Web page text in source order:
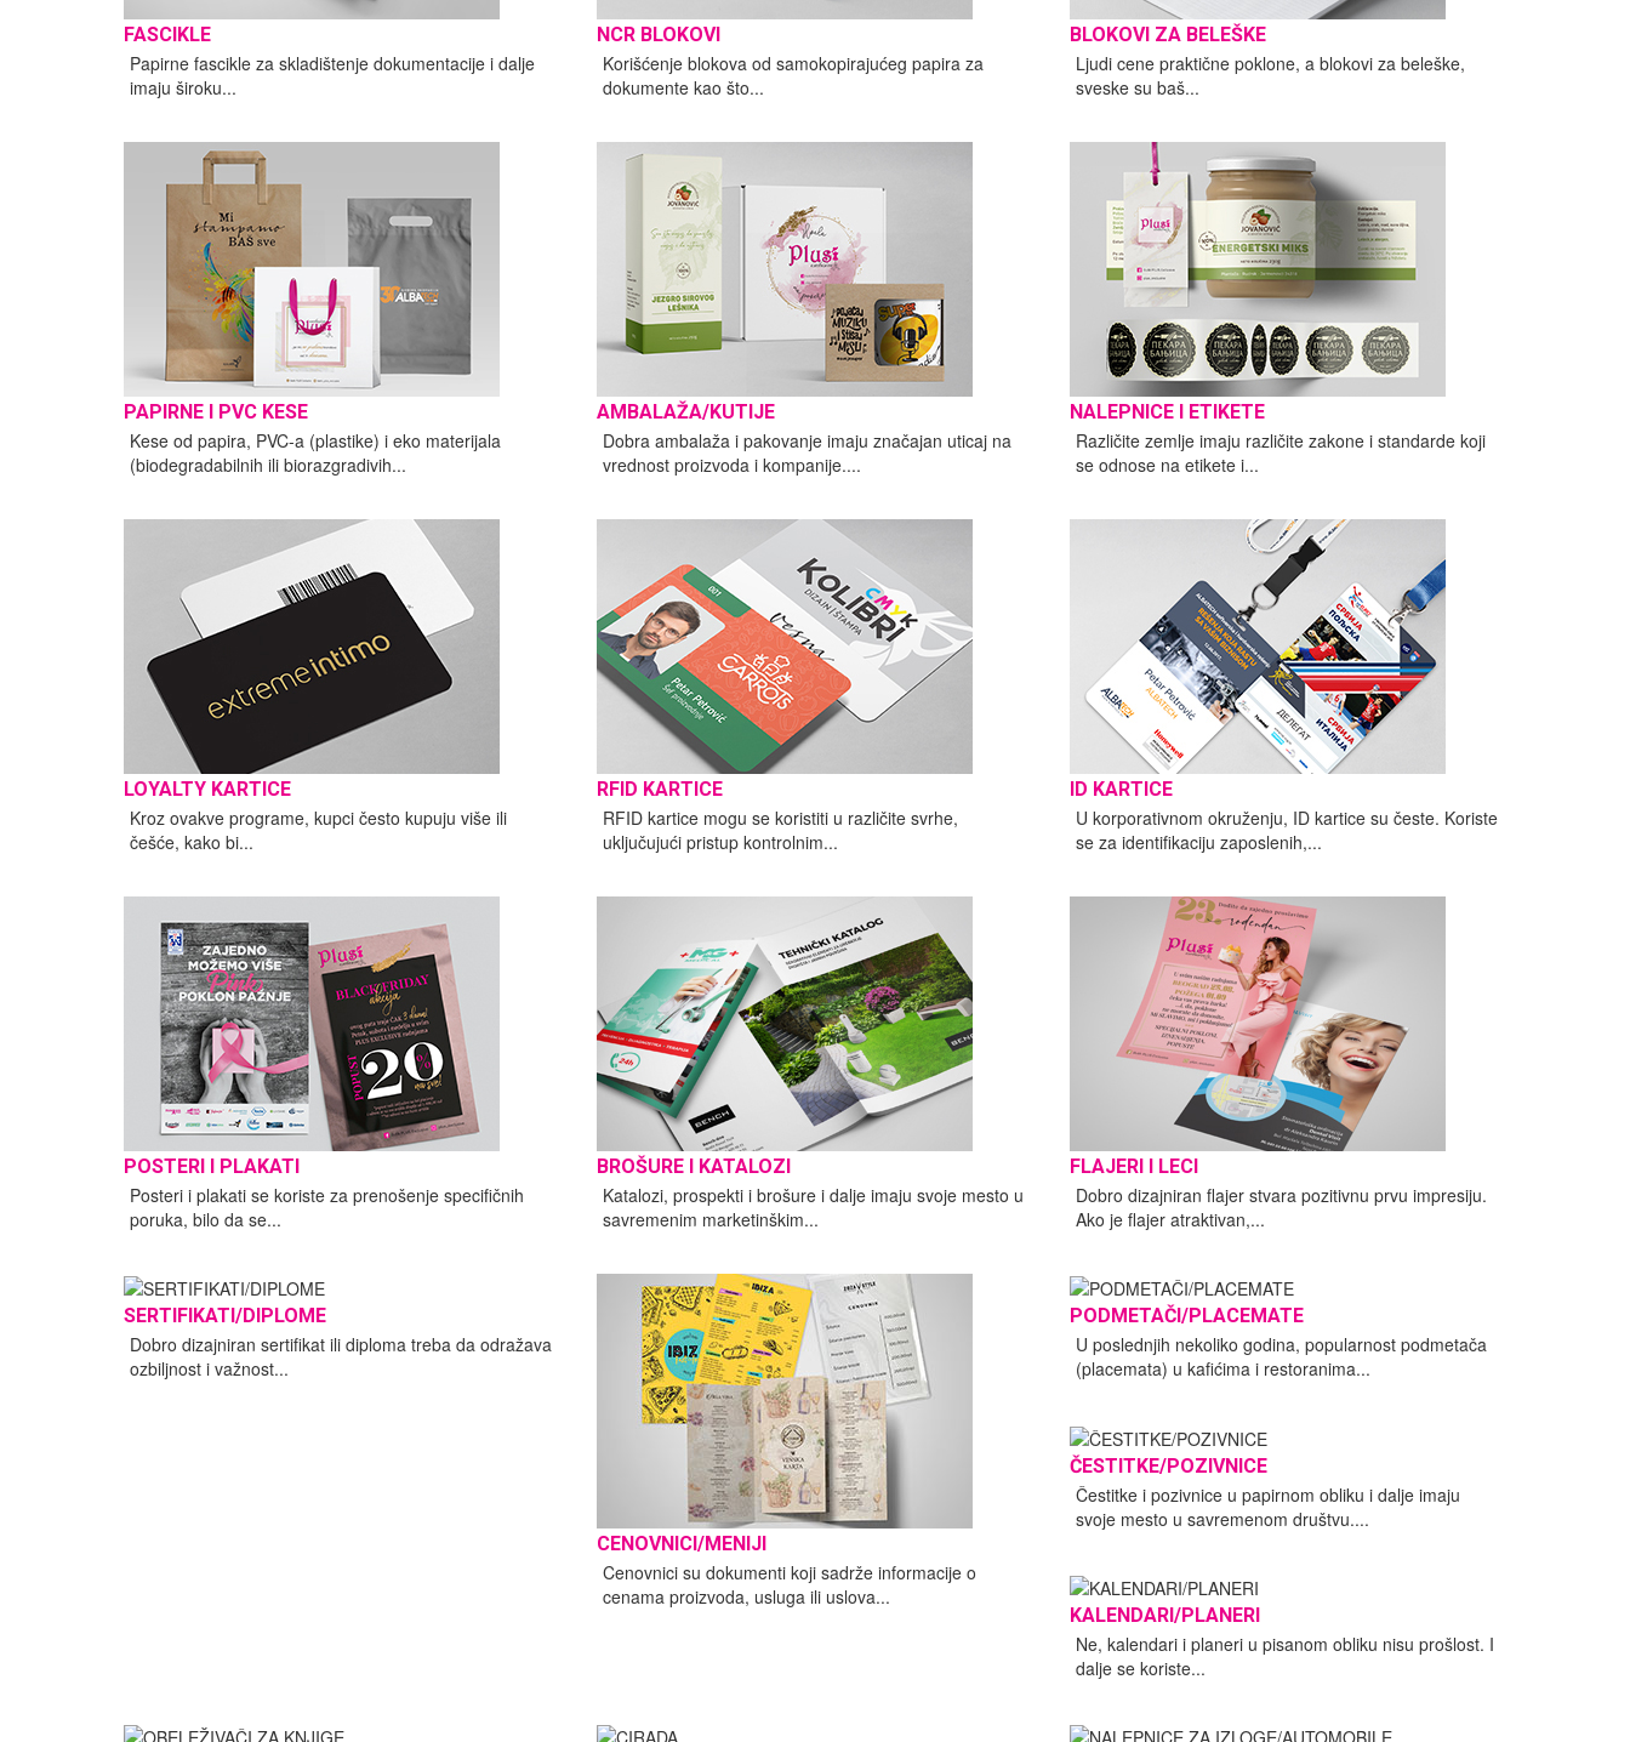
FASCIKLE
Papirne fascikle za skladištenje dokumentacije i dalje
imaju široku...
NCR BLOKOVI
Korišćenje blokova od samokopirajućeg papira za
dokumente kao što...
BLOKOVI ZA BELEŠKE
Ljudi cene praktične poklone, a blokovi za beleške,
sveske su baš...
PAPIRNE I PVC KESE
Kese od papira, PVC-a (plastike) i eko materijala
(biodegradabilnih ili biorazgradivih...
AMBALAŽA/KUTIJE
Dobra ambalaža i pakovanje imaju značajan uticaj na
vrednost proizvoda i kompanije....
NALEPNICE I ETIKETE
Različite zemlje imaju različite zakone i standarde koji
se odnose na etikete i...
LOYALTY KARTICE
Kroz ovakve programe, kupci često kupuju više ili
češće, kako bi...
RFID KARTICE
RFID kartice mogu se koristiti u različite svrhe,
uključujući pristup kontrolnim...
ID KARTICE
U korporativnom okruženju, ID kartice su česte. Koriste
se za identifikaciju zaposlenih,...
POSTERI I PLAKATI
Posteri i plakati se koriste za prenošenje specifičnih
poruka, bilo da se...
BROŠURE I KATALOZI
Katalozi, prospekti i brošure i dalje imaju svoje mesto u
savremenim marketinškim...
FLAJERI I LECI
Dobro dizajniran flajer stvara pozitivnu prvu impresiju.
Ako je flajer atraktivan,...
SERTIFIKATI/DIPLOME
Dobro dizajniran sertifikat ili diploma treba da odražava
ozbiljnost i važnost...
CENOVNICI/MENIJI
Cenovnici su dokumenti koji sadrže informacije o
cenama proizvoda, usluga ili uslova...
PODMETAČI/PLACEMATE
U poslednjih nekoliko godina, popularnost podmetača
(placemata) u kafićima i restoranima...
ČESTITKE/POZIVNICE
Čestitke i pozivnice u papirnom obliku i dalje imaju
svoje mesto u savremenom društvu....
KALENDARI/PLANERI
Ne, kalendari i planeri u pisanom obliku nisu prošlost. I
dalje se koriste...